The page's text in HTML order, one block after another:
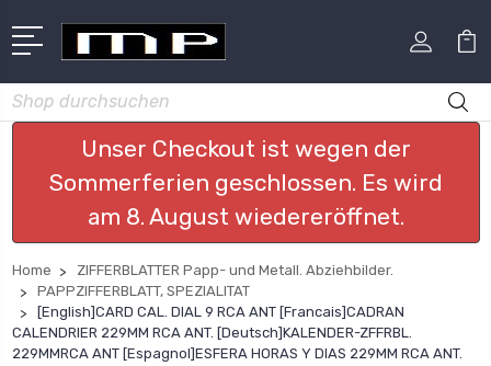
Suchen
Unser Checkout ist wegen der
Sommerferien geschlossen. Es wird
am 8. August wiedereröffnet.
Home
ZIFFERBLATTER Papp- und Metall. Abziehbilder.
PAPPZIFFERBLATT, SPEZIALITAT
[English]CARD CAL. DIAL 9 RCA ANT [Francais]CADRAN
CALENDRIER 229MM RCA ANT. [Deutsch]KALENDER-ZFFRBL.
229MMRCA ANT [Espagnol]ESFERA HORAS Y DIAS 229MM RCA ANT.